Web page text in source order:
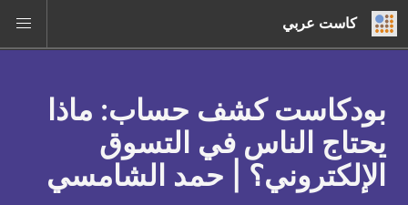
كاست عربي
بودكاست كشف حساب: ماذا
يحتاج الناس في التسوق
الإلكتروني؟ | حمد الشامسي